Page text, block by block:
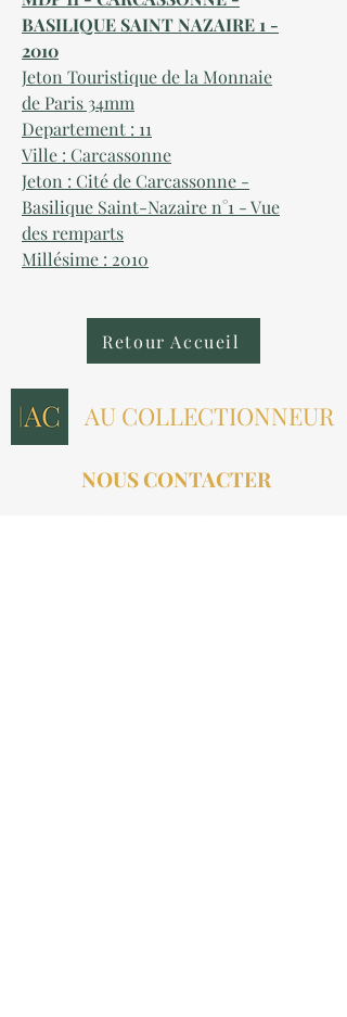
BASILIQUE SAINT NAZAIRE 1 -
2010
Jeton Touristique de la Monnaie
de Paris 34mm
Departement : 11
Ville : Carcassonne
Jeton : Cité de Carcassonne -
Basilique Saint-Nazaire n°1 - Vue
des remparts
Millésime : 2010
Retour Accueil
AU COLLECTIONNEUR
NOUS CONTACTER